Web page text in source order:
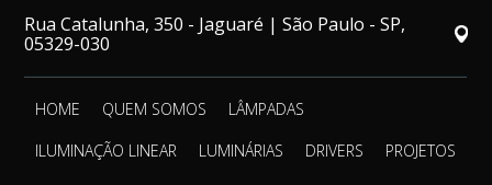
Rua Catalunha, 350 - Jaguaré | São Paulo - SP,
05329-030
HOME QUEM SOMOS
LÂMPADAS
ILUMINAÇÃO LINEAR
LUMINÁRIAS DRIVERS
PROJETOS